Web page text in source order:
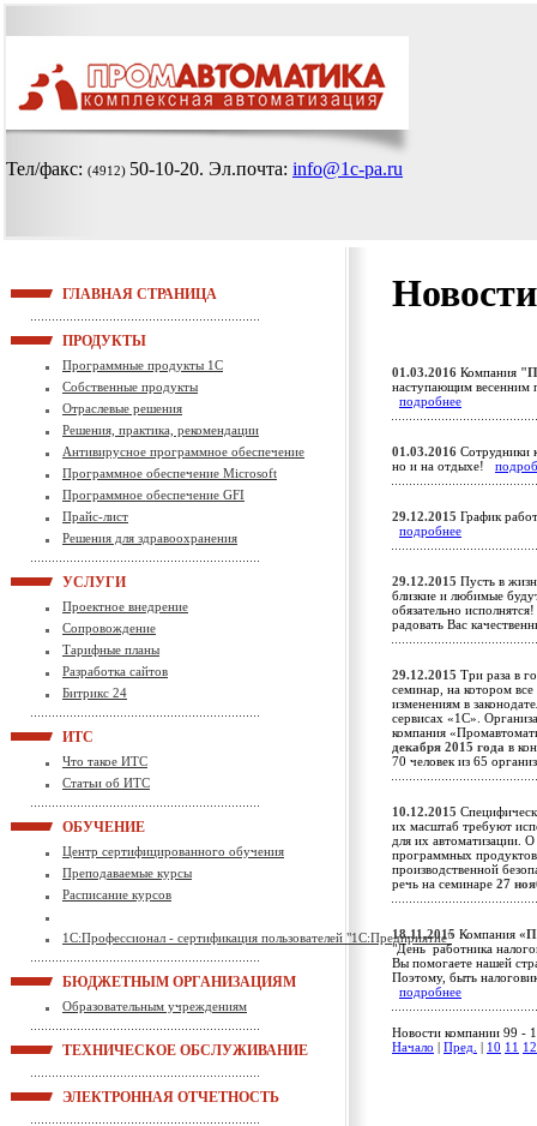
Тел/факс: (4912) 50-10-20. Эл.почта: info@1c-pa.ru
ГЛАВНАЯ СТРАНИЦА
ПРОДУКТЫ
Программные продукты 1С
Собственные продукты
Отраслевые решения
Решения, практика, рекомендации
Антивирусное программное обеспечение
Программное обеспечение Microsoft
Программное обеспечение GFI
Прайс-лист
Решения для здравоохранения
УСЛУГИ
Проектное внедрение
Сопровождение
Тарифные планы
Разработка сайтов
Битрикс 24
ИТС
Что такое ИТС
Статьи об ИТС
ОБУЧЕНИЕ
Центр сертифицированного обучения
Преподаваемые курсы
Расписание курсов
1С:Профессионал - сертификация пользователей "1С:Предприятие"
БЮДЖЕТНЫМ ОРГАНИЗАЦИЯМ
Образовательным учреждениям
ТЕХНИЧЕСКОЕ ОБСЛУЖИВАНИЕ
ЭЛЕКТРОННАЯ ОТЧЕТНОСТЬ
01.03.2016 Компания
наступающим
подробнее
01.03.2016 Сотрудники
но и на отдыхе!
29.12.2015 График
подробнее
29.12.2015 Пусть в
близкие и любимые
обязательно
радовать Вас
29.12.2015 Три раза в
семинар, на котором
изменениям в
сервисах «1С».
компания
декабря 2015 года в
70 человек из 65
10.12.2015
их масштаб требуют
для их автоматизации. О
программных
производственной
речь на семинаре 27
18.11.2015 Компания
"День работника
Вы помогаете нашей
Поэтому, быть
подробнее
Новости компании 99 -
Начало
Пред. 10 11 12